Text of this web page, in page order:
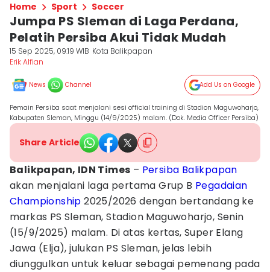
Home Sport Soccer
Jumpa PS Sleman di Laga Perdana,
Pelatih Persiba Akui Tidak Mudah
15 Sep 2025, 09:19 WIB Kota Balikpapan
Erik Alfian
News Channel Add Us on Google
Pemain Persiba saat menjalani sesi official training di Stadion Maguwoharjo,
Kabupaten Sleman, Minggu (14/9/2025) malam. (Dok. Media Officer Persiba)
Share Article
Balikpapan, IDN Times – Persiba Balikpapan
akan menjalani laga pertama Grup B Pegadaian
Championship 2025/2026 dengan bertandang ke
markas PS Sleman, Stadion Maguwoharjo, Senin
(15/9/2025) malam. Di atas kertas, Super Elang
Jawa (Elja), julukan PS Sleman, jelas lebih
diunggulkan untuk keluar sebagai pemenang pada